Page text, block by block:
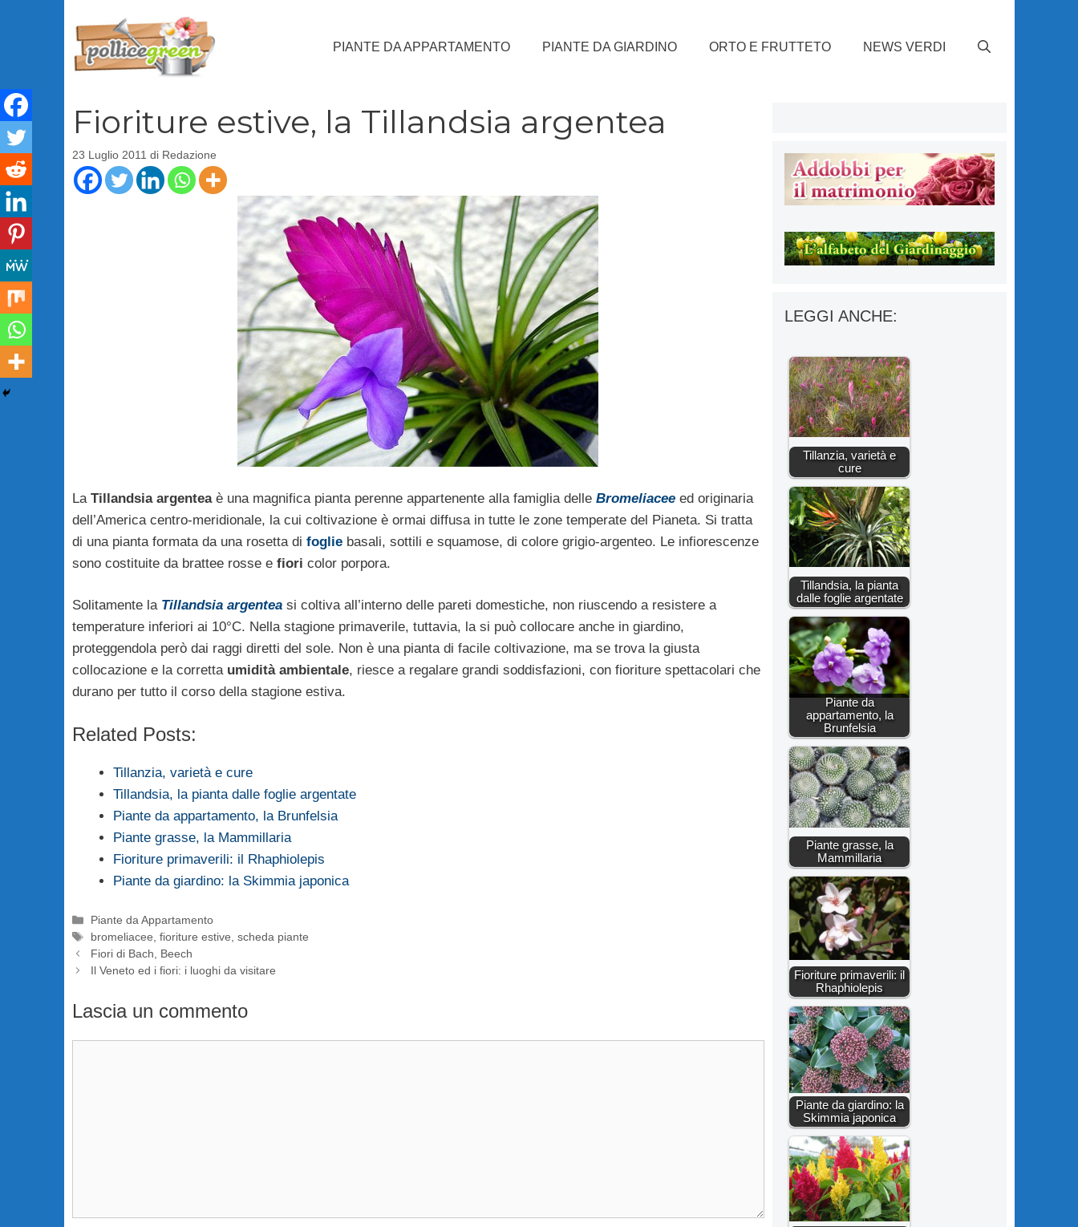
PIANTE DA APPARTAMENTO PIANTE DA GIARDINO ORTO E FRUTTETO NEWS VERDI
Fioriture estive, la Tillandsia argentea
23 Luglio 2011 di Redazione
La Tillandsia argenteaè una magnifica pianta perenne appartenente alla famiglia delle Bromeliaceeed originaria
dell’America centro-meridionale, la cui coltivazione è ormai diffusa in tutte le zone temperate del Pianeta. Si tratta
di una pianta formata da una rosetta di fogliebasali, sottili e squamose, di colore grigio-argenteo. Le infiorescenze
sono costituite da brattee rosse e fiori color porpora.
Solitamente la Tillandsia argenteasi coltiva all’interno delle pareti domestiche, non riuscendo a resistere a
temperature inferiori ai 10°C. Nella stagione primaverile, tuttavia, la si può collocare anche in giardino,
proteggendola però dai raggi diretti del sole. Non è una pianta di facile coltivazione, ma se trova la giusta
collocazione e la corretta umidità ambientale, riesce a regalare grandi soddisfazioni, con fioriture spettacolari che
durano per tutto il corso della stagione estiva.
Related Posts:
Tillanzia, varietà e cure
Tillandsia, la pianta dalle foglie argentate
Piante da appartamento, la Brunfelsia
Piante grasse, la Mammillaria
Fioriture primaverili: il Rhaphiolepis
Piante da giardino: la Skimmia japonica
Categorie
Piante da Appartamento
Tag
bromeliacee, fioriture estive, scheda piante
Fiori di Bach, Beech
Il Veneto ed i fiori: i luoghi da visitare
Lascia un commento
LEGGI ANCHE:
Tillanzia, varietà e
cure
Tillandsia, la pianta
dalle foglie argentate
Piante da
appartamento, la
Brunfelsia
Piante grasse, la
Mammillaria
Fioriture primaverili: il
Rhaphiolepis
Piante da giardino: la
Skimmia japonica